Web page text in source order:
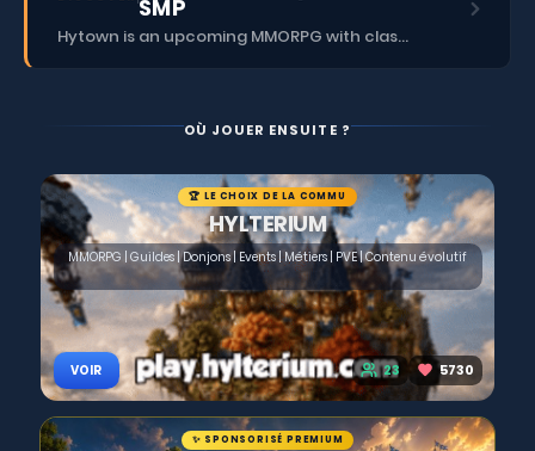
SMP
Hytown is an upcoming MMORPG with classes, dungeons, skills, social content, and more.
OÙ JOUER ENSUITE ?
🏆 LE CHOIX DE LA COMMU
HYLTERIUM
MMORPG | Guildes | Donjons | Events | Métiers | PVE | Contenu évolutif
VOIR 23 5730
✨ SPONSORISÉ PREMIUM